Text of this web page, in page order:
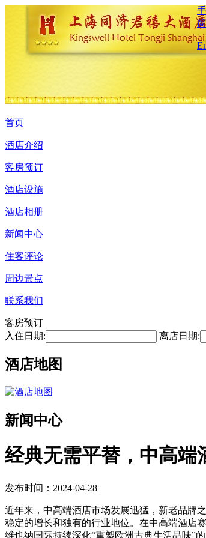
首页
酒店介绍
客房预订
酒店设施
酒店相册
新闻中心
住客评论
周边景点
联系我们
客房预订
入住日期:
离店日期:
酒店地图
新闻中心
经典无需平替，中高端
发布时间：2024-04-28
近年来，中高端酒店市场发展迅猛，新老品牌
稳定的增长和独有的行业地位。在中高端酒店
维也纳国际持续深化“重塑欧洲古典生活品味”